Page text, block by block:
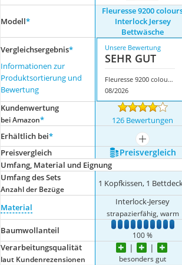
Modell*
Fleuresse 9200
Interlock Jersey
Bettwäsche
Vergleichsergebnis*
Informationen zur
Produktsortierung und
Bewertung
Unsere Bewertung
SEHR GUT
Fleuresse 9200 colours Interlock Jersey Bettwäsche
08/2026
Kundenwertung
bei Amazon* 126 Bewertungen
Erhältlich bei*
mehr
Preis­vergleich
Preis­vergleich
Umfang, Material und Eignung
Umfang des Sets
Anzahl der Bezüge
1 Kopfkissen, 1
Material
Interlock-Jersey
strapazierfähig, warm
Baumwollanteil 1 2 3 4 5 6 7 8 9 10
100 %
Verarbeitungsqualität
laut Kundenrezensionen besonders gut